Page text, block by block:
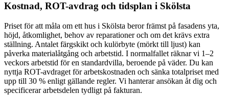
Kostnad, ROT-avdrag och tidsplan i Skölsta
Priset för att måla om ett hus i Skölsta beror främst på fasadens yta,
höjd, åtkomlighet, behov av reparationer och om det krävs extra
ställning. Antalet färgskikt och kulörbyte (mörkt till ljust) kan
påverka materialåtgång och arbetstid. I normalfallet räknar vi 1–2
veckors arbetstid för en standardvilla, beroende på väder. Du kan
nyttja ROT-avdraget för arbetskostnaden och sänka totalpriset med
upp till 30 % enligt gällande regler. Vi hanterar ansökan åt dig och
specificerar arbetsdelen tydligt på fakturan.